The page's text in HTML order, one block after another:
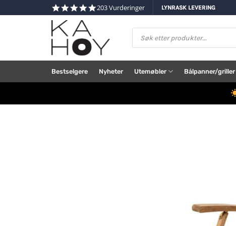
to
4.8
star
203 Vurderinger LYNRASK LEVERING
Products
search
Bestselgere Nyheter Utemøbler Bålpanner/griller